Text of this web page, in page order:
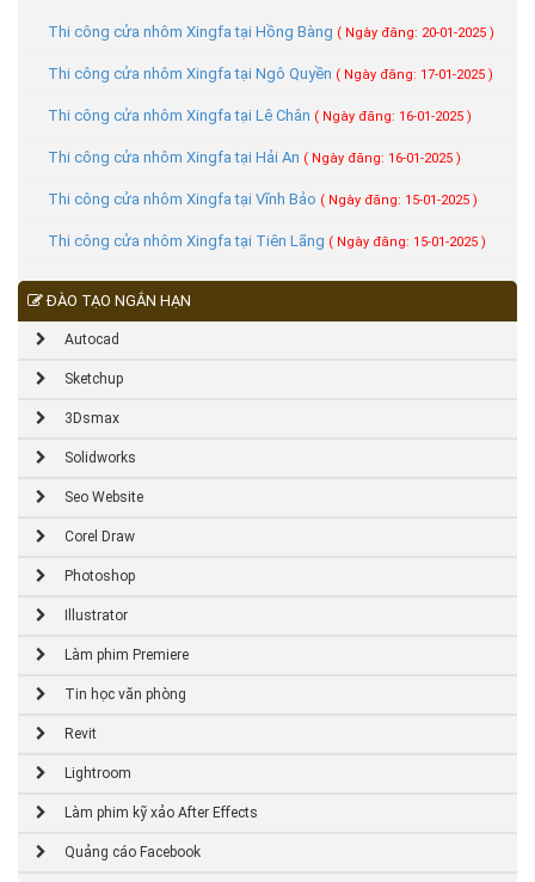
Thi công cửa nhôm Xingfa tại Hồng Bàng ( Ngày đăng: 20-01-2025 )
Thi công cửa nhôm Xingfa tại Ngô Quyền ( Ngày đăng: 17-01-2025 )
Thi công cửa nhôm Xingfa tại Lê Chân ( Ngày đăng: 16-01-2025 )
Thi công cửa nhôm Xingfa tại Hải An ( Ngày đăng: 16-01-2025 )
Thi công cửa nhôm Xingfa tại Vĩnh Bảo ( Ngày đăng: 15-01-2025 )
Thi công cửa nhôm Xingfa tại Tiên Lãng ( Ngày đăng: 15-01-2025 )
ĐÀO TẠO NGẮN HẠN
Autocad
Sketchup
3Dsmax
Solidworks
Seo Website
Corel Draw
Photoshop
Illustrator
Làm phim Premiere
Tin học văn phòng
Revit
Lightroom
Làm phim kỹ xảo After Effects
Quảng cáo Facebook